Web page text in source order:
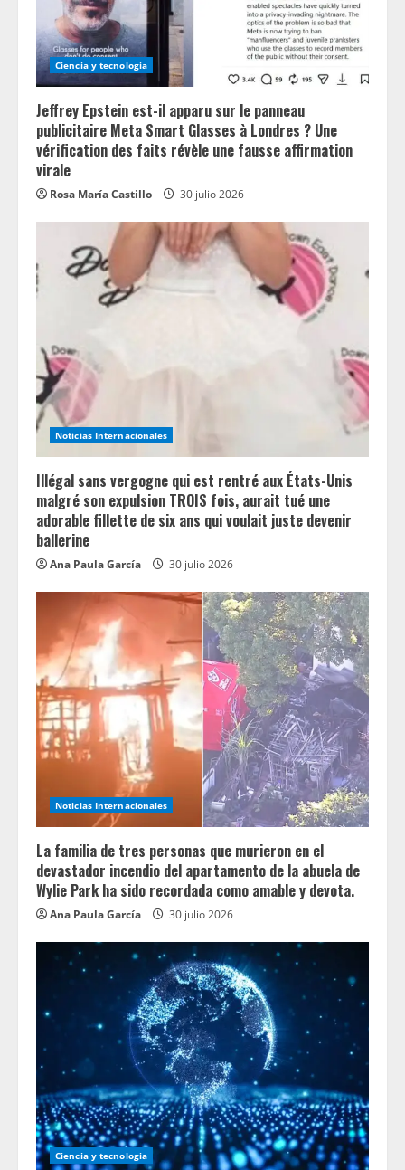
Ciencia y tecnologia
Jeffrey Epstein est-il apparu sur le panneau
publicitaire Meta Smart Glasses à Londres ? Une
vérification des faits révèle une fausse affirmation
virale
Rosa María Castillo 30 julio 2026
Noticias Internacionales
Illégal sans vergogne qui est rentré aux États-Unis
malgré son expulsion TROIS fois, aurait tué une
adorable fillette de six ans qui voulait juste devenir
ballerine
Ana Paula García 30 julio 2026
Noticias Internacionales
La familia de tres personas que murieron en el
devastador incendio del apartamento de la abuela de
Wylie Park ha sido recordada como amable y devota.
Ana Paula García 30 julio 2026
Ciencia y tecnologia